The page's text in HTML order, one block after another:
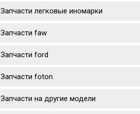
Запчасти легковые иномарки
Запчасти faw
Запчасти ford
Запчасти foton
Запчасти на другие модели